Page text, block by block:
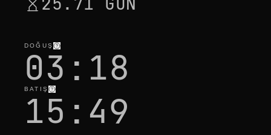
DOĞUŞ
03:18
BATIŞ
15:49